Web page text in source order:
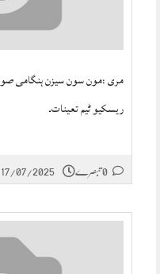
مری :مون سون سیزن ہنگامی
ریسکیو ٹیم تعینات۔
17/07/2025